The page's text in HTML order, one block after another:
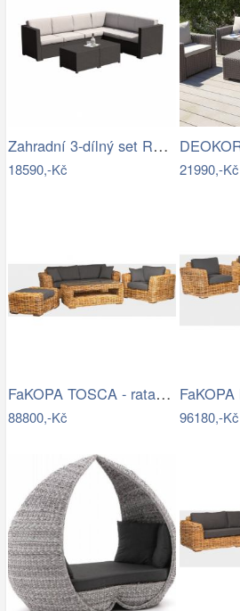
Zahradní 3-dílný set RODEN Tempo Kondela
18590,-Kč 21990,-Kč
FaKOPA TOSCA - ratanová sestava Amy Mdum
88800,-Kč 96180,-Kč